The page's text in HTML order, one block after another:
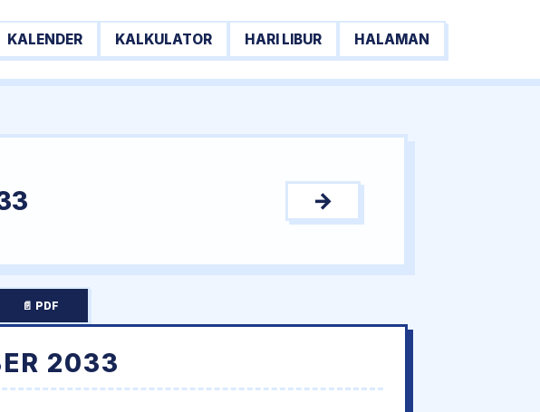
KALENDER KALKULATOR HARI LIBUR HALAMAN
→
📄 PDF
2033